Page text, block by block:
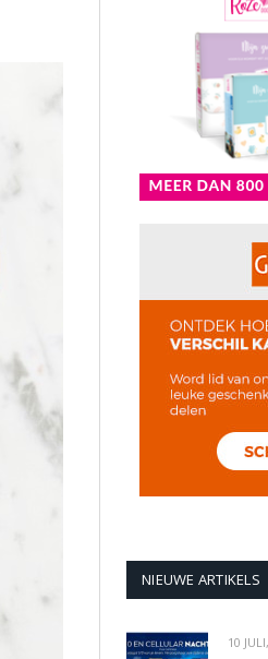
NIEUWE ARTIKELS
10